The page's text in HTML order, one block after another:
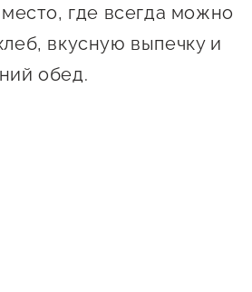
где всегда можно
вкусную выпечку и
обед.